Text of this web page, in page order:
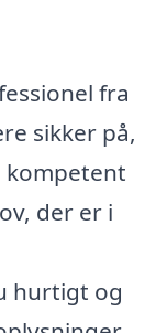
fra
sikker på,
kompetent
der er i
hurtigt og